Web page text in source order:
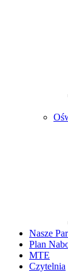
Nasze
Plan
MTE
Czytelnia